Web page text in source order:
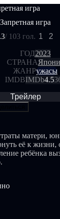
Запретная игра
/ 103 гол. 1 2
ГОД2023
СТРАНА
ЖАНРужасы
IMDBIMDb4.5
Трейлер
матери,
её к жизни,
ребёнка